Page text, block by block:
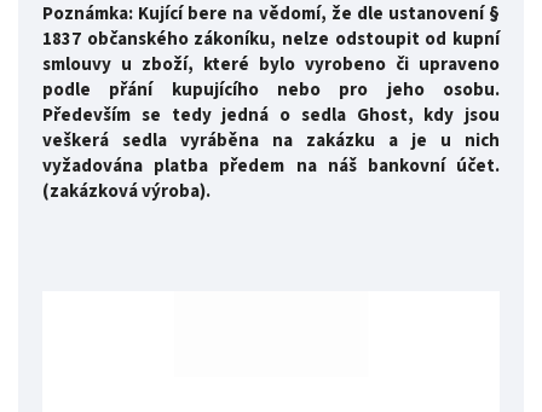
Poznámka: Kující bere na vědomí, že dle ustanovení §
1837 občanského zákoníku, nelze odstoupit od kupní
smlouvy u zboží, které bylo vyrobeno či upraveno
podle přání kupujícího nebo pro jeho osobu.
Především se tedy jedná o sedla Ghost, kdy jsou
veškerá sedla vyráběna na zakázku a je u nich
vyžadována platba předem na náš bankovní účet.
(zakázková výroba).